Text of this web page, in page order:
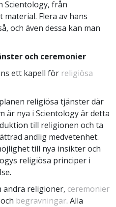
Scientology, från
Flera av hans
och även dessa kan man
och ceremonier
ett kapell för religiösa
religiösa tjänster där
är nya i Scientology är detta
till religionen och ta
andlig medvetenhet.
till nya insikter och
religiösa principer i
andra religioner, ceremonier
och begravningar. Alla